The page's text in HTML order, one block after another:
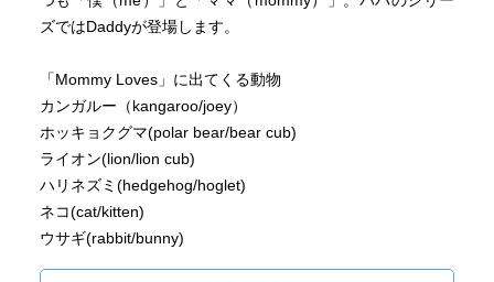
ズではDaddyが登場します。
「Mommy Loves」に出てくる動物
カンガルー（kangaroo/joey）
ホッキョクグマ(polar bear/bear cub)
ライオン(lion/lion cub)
ハリネズミ(hedgehog/hoglet)
ネコ(cat/kitten)
ウサギ(rabbit/bunny)